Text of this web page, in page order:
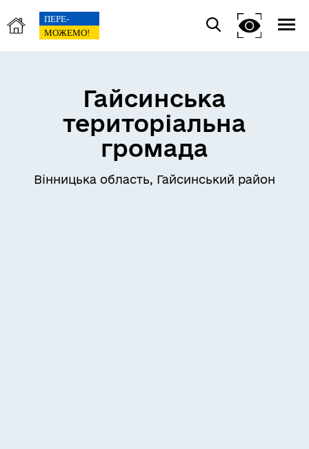
Гайсинська
територіальна
громада
Вінницька область, Гайсинський район